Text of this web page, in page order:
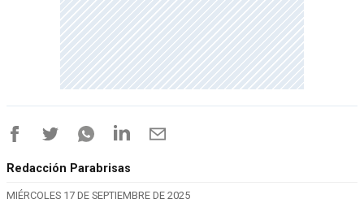
Redacción Parabrisas
MIÉRCOLES 17 DE SEPTIEMBRE DE 2025